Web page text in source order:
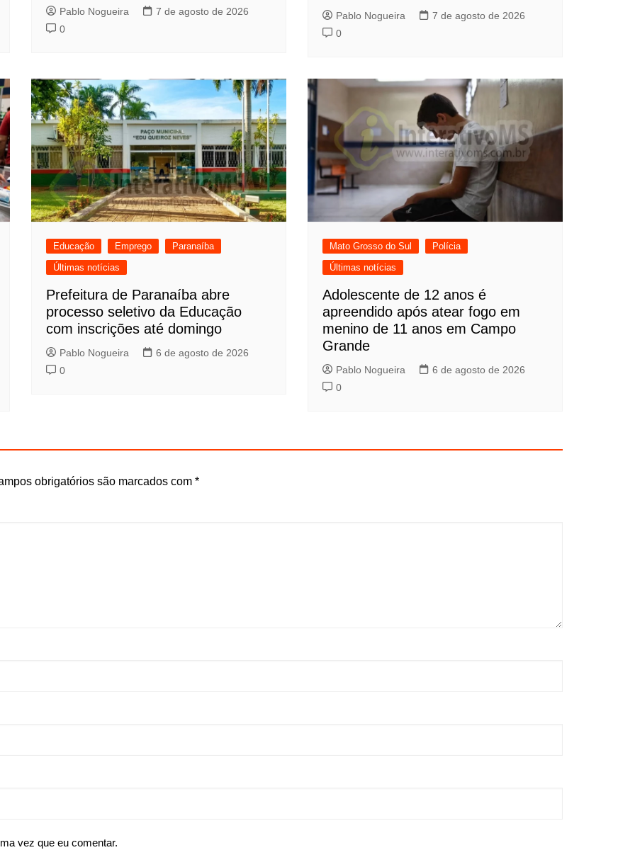
Pablo Nogueira
7 de agosto de 2026
0
Pablo Nogueira
7 de agosto de 2026
0
Educação Emprego
Paranaíba
Últimas notícias
Prefeitura de Paranaíba abre
processo seletivo da Educação
com inscrições até domingo
Pablo Nogueira
6 de agosto de 2026
0
Mato Grosso do Sul
Polícia
Últimas notícias
Adolescente de 12 anos é
apreendido após atear fogo em
menino de 11 anos em Campo
Grande
Pablo Nogueira
6 de agosto de 2026
0
obrigatórios são marcados com *
vez que eu comentar.